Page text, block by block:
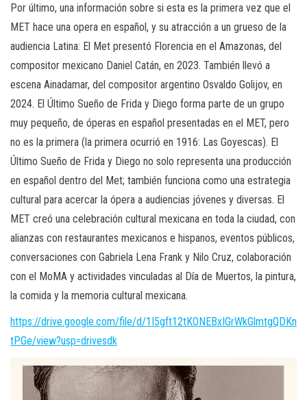
Por último, una información sobre si esta es la primera vez que el
MET hace una opera en español, y su atracción a un grueso de la
audiencia Latina: El Met presentó Florencia en el Amazonas, del
compositor mexicano Daniel Catán, en 2023. También llevó a
escena Ainadamar, del compositor argentino Osvaldo Golijov, en
2024. El Último Sueño de Frida y Diego forma parte de un grupo
muy pequeño, de óperas en español presentadas en el MET, pero
no es la primera (la primera ocurrió en 1916: Las Goyescas). El
Último Sueño de Frida y Diego no solo representa una producción
en español dentro del Met; también funciona como una estrategia
cultural para acercar la ópera a audiencias jóvenes y diversas. El
MET creó una celebración cultural mexicana en toda la ciudad, con
alianzas con restaurantes mexicanos e hispanos, eventos públicos,
conversaciones con Gabriela Lena Frank y Nilo Cruz, colaboración
con el MoMA y actividades vinculadas al Día de Muertos, la pintura,
la comida y la memoria cultural mexicana.
https://drive.google.com/file/d/1I5gft12tKONEBxIGrWkGlmtgQDKn
tPGe/view?usp=drivesdk